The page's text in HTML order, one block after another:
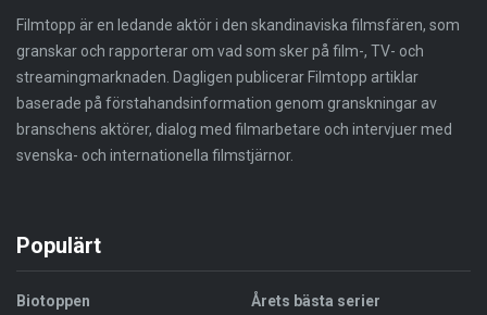
Filmtopp är en ledande aktör i den skandinaviska filmsfären, som
granskar och rapporterar om vad som sker på film-, TV- och
streamingmarknaden. Dagligen publicerar Filmtopp artiklar
baserade på förstahandsinformation genom granskningar av
branschens aktörer, dialog med filmarbetare och intervjuer med
svenska- och internationella filmstjärnor.
Populärt
Biotoppen Årets bästa serier